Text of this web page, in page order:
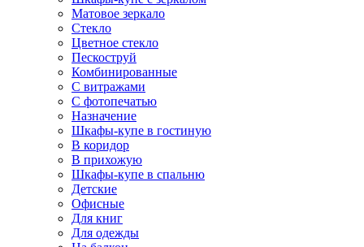
Матовое зеркало
Стекло
Цветное стекло
Пескоструй
Комбинированные
С витражами
С фотопечатью
Назначение
Шкафы-купе в гостиную
В коридор
В прихожую
Шкафы-купе в спальню
Детские
Офисные
Для книг
Для одежды